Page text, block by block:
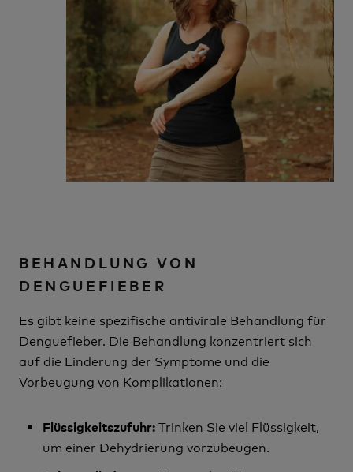
BEHANDLUNG VON
DENGUEFIEBER
Es gibt keine spezifische antivirale Behandlung für
Denguefieber. Die Behandlung konzentriert sich
auf die Linderung der Symptome und die
Vorbeugung von Komplikationen:
Flüssigkeitszufuhr:Trinken Sie viel Flüssigkeit,
um einer Dehydrierung vorzubeugen.